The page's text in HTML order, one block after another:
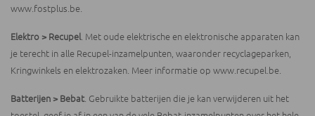
www.fostplus.be
Elektro > Recupel. Met oude elektrische en elektronische apparaten kan
je terecht in alle Recupel-inzamelpunten, waaronder recyclageparken,
Kringwinkels en elektrozaken. Meer informatie op www.recupel.be
Batterijen > Bebat . Gebruikte batterijen die je kan verwijderen uit het